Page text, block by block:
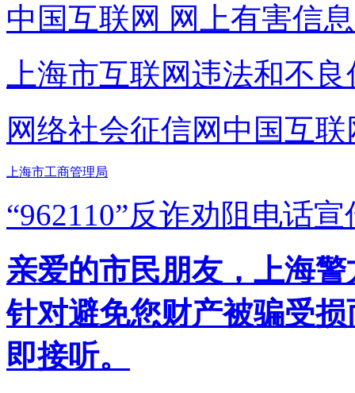
中国互联网 网上有害信
上海市互联网违法和不
网络社会征信网 中国互
上海市工商管理局
“962110”反诈劝阻电话宣
亲爱的市民朋友，上海
针对避免您财产被骗受
即接听。